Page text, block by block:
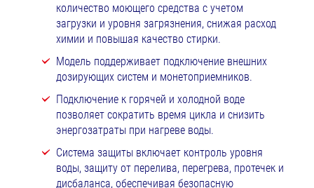
количество моющего средства с учетом
загрузки и уровня загрязнения, снижая расход
химии и повышая качество стирки.
Модель поддерживает подключение внешних
дозирующих систем и монетоприемников.
Подключение к горячей и холодной воде
позволяет сократить время цикла и снизить
энергозатраты при нагреве воды.
Система защиты включает контроль уровня
воды, защиту от перелива, перегрева, протечек и
дисбаланса, обеспечивая безопасную